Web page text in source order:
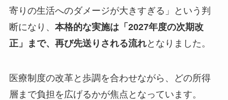
寄りの生活へのダメージが大きすぎる」という判
断になり、 本格的な実施は「2027年度の次期改
正」まで、再び先送りされる流れとなりました。
医療制度の改革と歩調を合わせながら、どの所得
層まで負担を広げるかが焦点となっています。